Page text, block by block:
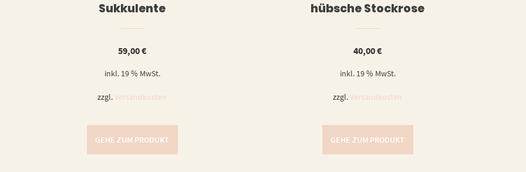
Sukkulente
59,00€
inkl. 19 % MwSt.
zzgl.Versandkosten
GEHE ZUM PRODUKT
hübsche Stockrose
40,00€
inkl. 19 % MwSt.
zzgl.Versandkosten
GEHE ZUM PRODUKT